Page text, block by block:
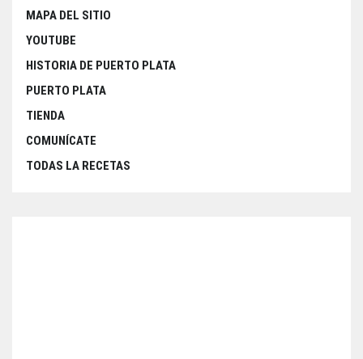
MAPA DEL SITIO
YOUTUBE
HISTORIA DE PUERTO PLATA
PUERTO PLATA
TIENDA
COMUNÍCATE
TODAS LA RECETAS